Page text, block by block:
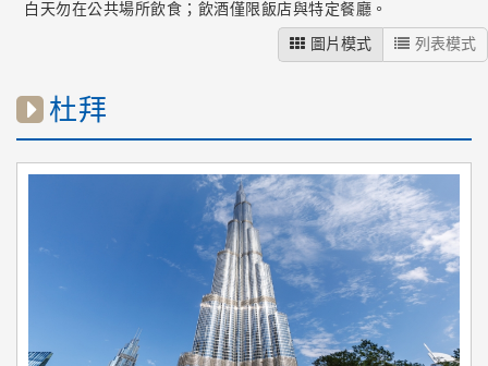
白天勿在公共場所飲食；飲酒僅限飯店與特定餐廳。
圖片模式 列表模式
杜拜